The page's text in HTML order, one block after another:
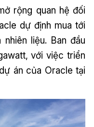
rộng quan hệ đối
dự định mua tới
liệu. Ban đầu
với việc triển
án của Oracle tại